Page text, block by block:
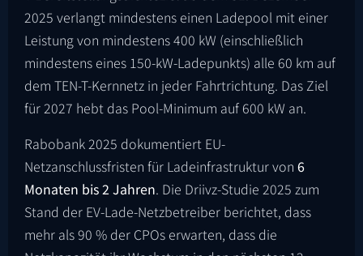
2025 verlangt mindestens einen Ladepool mit einer
Leistung von mindestens 400 kW (einschließlich
mindestens eines 150-kW-Ladepunkts) alle 60 km auf
dem TEN-T-Kernnetz in jeder Fahrtrichtung. Das Ziel
für 2027 hebt das Pool-Minimum auf 600 kW an.
Rabobank 2025 dokumentiert EU-
Netzanschlussfristen für Ladeinfrastruktur von 6
Monaten bis 2 Jahren. Die Driivz-Studie 2025 zum
Stand der EV-Lade-Netzbetreiber berichtet, dass
mehr als 90 % der CPOs erwarten, dass die